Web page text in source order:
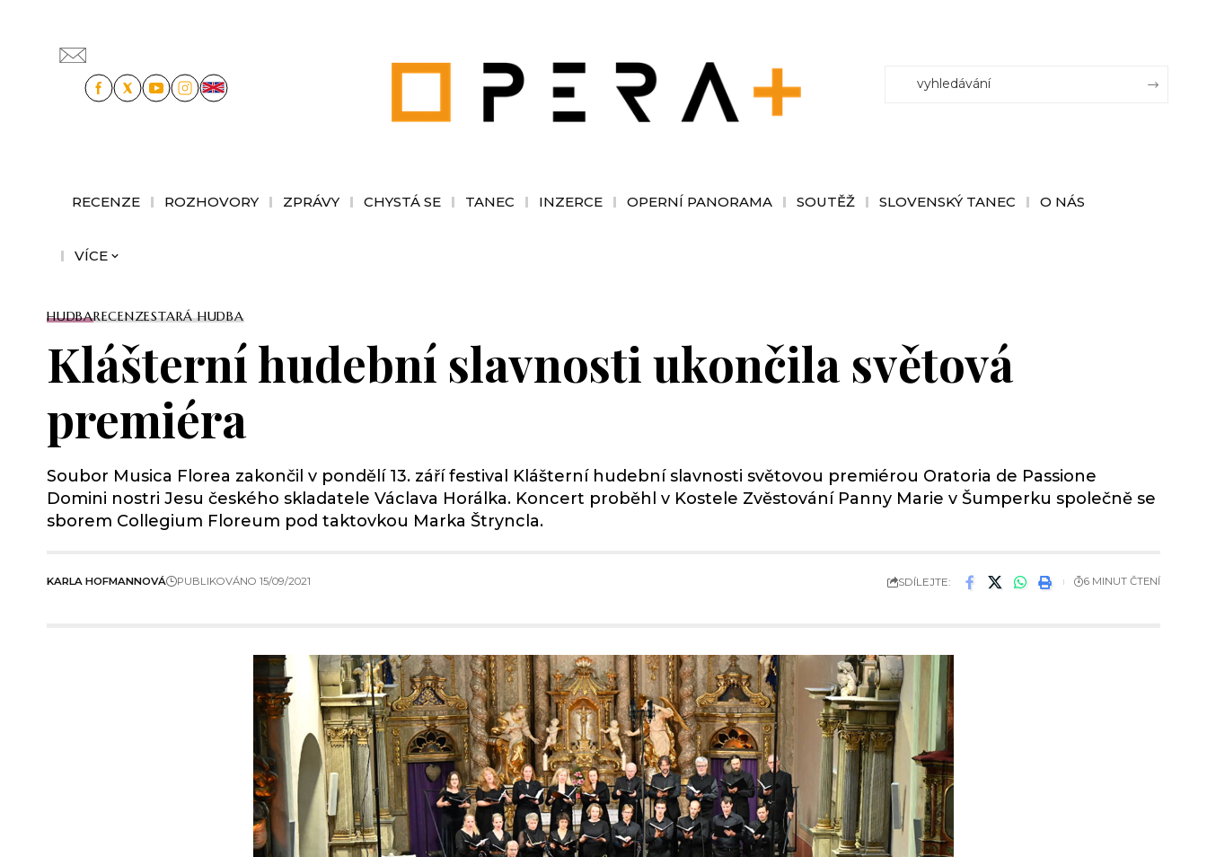
RECENZE ROZHOVORY ZPRÁVY CHYSTÁ SE TANEC INZERCE OPERNÍ PANORAMA SOUTĚŽ SLOVENSKÝ TANEC O NÁS
VÍCE
HUDBARECENZESTARÁ HUDBA
Klášterní hudební slavnosti ukončila světová
premiéra
Soubor Musica Florea zakončil v pondělí 13. září festival Klášterní hudební slavnosti světovou premiérou Oratoria de Passione
Domini nostri Jesu českého skladatele Václava Horálka. Koncert proběhl v Kostele Zvěstování Panny Marie v Šumperku společně se
sborem Collegium Floreum pod taktovkou Marka Štryncla.
KARLA HOFMANNOVÁ PUBLIKOVÁNO 15/09/2021 SDÍLEJTE: 6 MINUT ČTENÍ